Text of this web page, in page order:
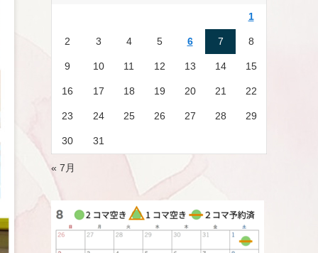
1
2 3 4 5 6 7 8
9 10 11 12 13 14 15
16 17 18 19 20 21 22
23 24 25 26 27 28 29
30 31
« 7月